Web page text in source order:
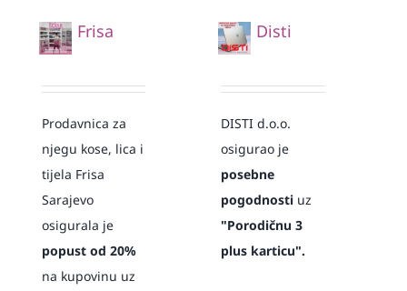
Frisa
Prodavnica za
njegu kose, lica i
tijela Frisa
Sarajevo
osigurala je
popust od 20%
na kupovinu uz
Disti
DISTI d.o.o.
osigurao je
posebne
pogodnosti uz
"Porodičnu 3
plus karticu".